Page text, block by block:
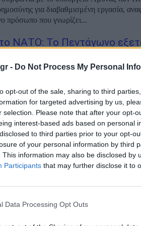
- Do Not Process My Personal
opt-out of the sale, sharing to third
for targeted advertising by us,
selection. Please note that after your opt-
interest-based ads based on personal
to third parties prior to your opt-
of your personal information by third
This information may also be disclosed by
Participants that may further disclose it to
Data Processing Opt Outs
για διαβαθμισμένη εργασία,
πρόσωπο που γνωρίζει...
ΝΑΤΟ: Το Πεντάγωνο
ηλεκτρονικού ταχυδρομείου του
ΗΠΑ για να τιμωρήσουν τους
δεν υποστήριξαν τις αμερικανικές
της...
Πεντάγωνο προετοιμάζει
κατά του Ιράν
οι ΗΠΑ, μετά το τέλος της εκεχειρίας,